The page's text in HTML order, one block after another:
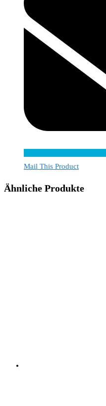
Mail This Product
Ähnliche Produkte